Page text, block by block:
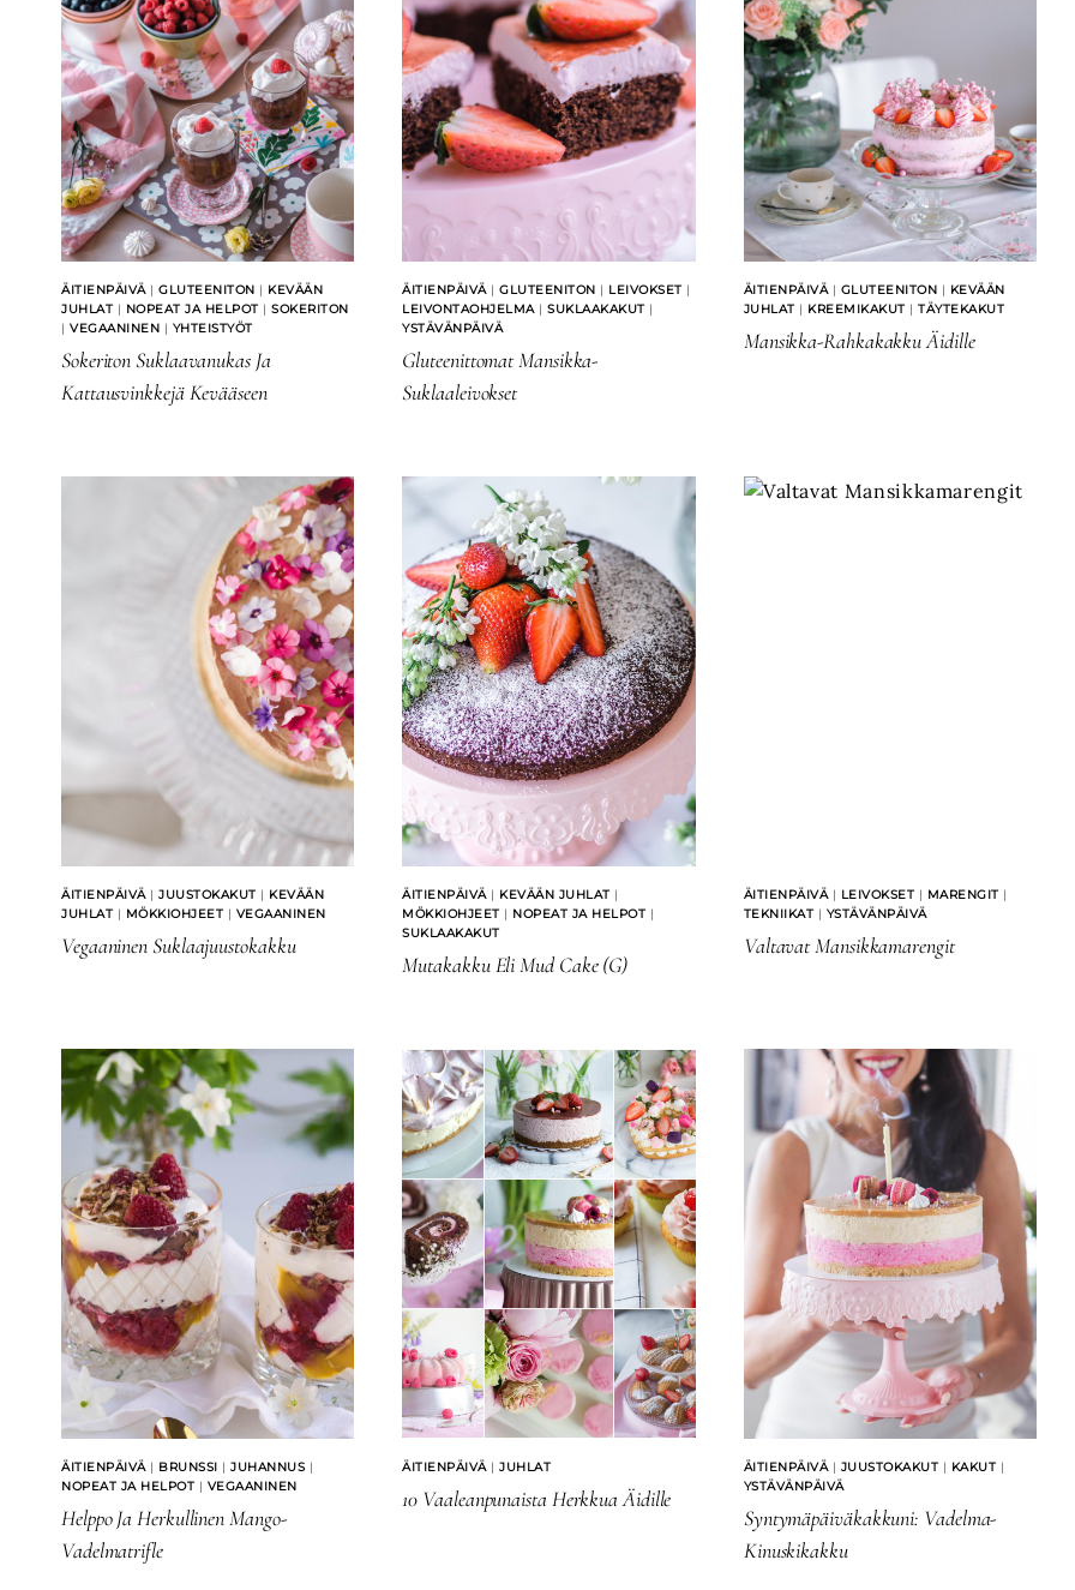
ÄITIENPÄIVÄ| GLUTEENITON | KEVÄÄN
JUHLAT | NOPEAT JA HELPOT | SOKERITON
| VEGAANINEN | YHTEISTYÖT
Sokeriton Suklaavanukas Ja
Kattausvinkkejä Kevääseen
ÄITIENPÄIVÄ|GLUTEENITON | LEIVOKSET |
LEIVONTAOHJELMA|SUKLAAKAKUT |
YSTÄVÄNPÄIVÄ
Gluteenittomat Mansikka-
Suklaaleivokset
ÄITIENPÄIVÄ| GLUTEENITON | KEVÄÄN
JUHLAT | KREEMIKAKUT |TÄYTEKAKUT
Mansikka-Rahkakakku Äidille
ÄITIENPÄIVÄ| JUUSTOKAKUT | KEVÄÄN
JUHLAT | MÖKKIOHJEET | VEGAANINEN
Vegaaninen Suklaajuustokakku
ÄITIENPÄIVÄ| KEVÄÄN JUHLAT |
MÖKKIOHJEET | NOPEAT JA HELPOT |
SUKLAAKAKUT
Mutakakku Eli Mud Cake (G)
ÄITIENPÄIVÄ| LEIVOKSET | MARENGIT |
TEKNIIKAT | YSTÄVÄNPÄIVÄ
Valtavat Mansikkamarengit
ÄITIENPÄIVÄ| BRUNSSI | JUHANNUS |
NOPEAT JA HELPOT | VEGAANINEN
Helppo Ja Herkullinen Mango-
Vadelmatrifle
ÄITIENPÄIVÄ|JUHLAT
10 Vaaleanpunaista Herkkua Äidille
ÄITIENPÄIVÄ| JUUSTOKAKUT | KAKUT |
YSTÄVÄNPÄIVÄ
Syntymäpäiväkakkuni: Vadelma-
Kinuskikakku